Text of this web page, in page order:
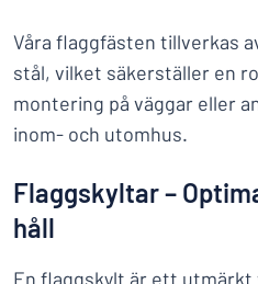
Våra flaggfästen tillverkas
stål, vilket säkerställer en
montering på väggar eller
inom- och utomhus.
Flaggskyltar –
håll
En flaggskylt är ett utmärkt